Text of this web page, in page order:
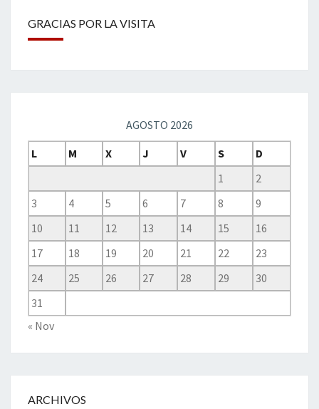
GRACIAS POR LA VISITA
AGOSTO 2026
L
M X J V S
D
1
2
3
4 5 6 7 8
9
10
11 12 13 14 15
16
17
18 19 20 21 22
23
24
25 26 27 28 29
30
31
« Nov
ARCHIVOS